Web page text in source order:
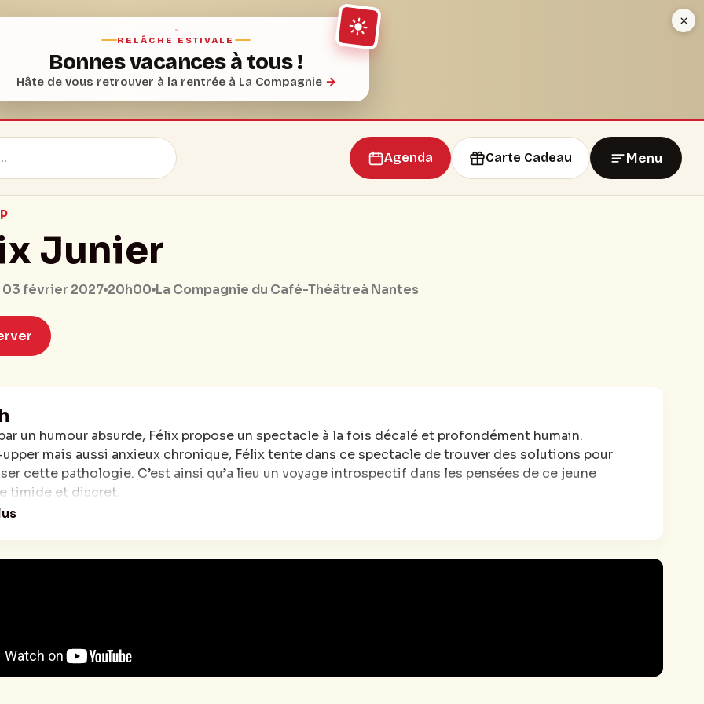
RELÂCHE ESTIVALE
Bonnes vacances à tous !
Hâte de vous retrouver à la rentrée à La Compagnie →
Agenda Carte Cadeau Menu
Junier
03 février 2027 20h00 La Compagnie du Café-Théâtreà Nantes
un humour absurde, Félix propose un spectacle à la fois décalé et profondément humain.
mais aussi anxieux chronique, Félix tente dans ce spectacle de trouver des solutions pour
cette pathologie. C’est ainsi qu’a lieu un voyage introspectif dans les pensées de ce jeune
timide et discret.
peur du regard des gens, faire un spectacle, c’est un comble !
Nantes